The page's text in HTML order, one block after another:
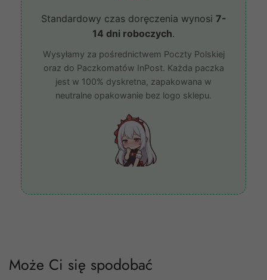
Standardowy czas doręczenia wynosi 7-
14 dni roboczych.
Wysyłamy za pośrednictwem Poczty Polskiej
oraz do Paczkomatów InPost. Każda paczka
jest w 100% dyskretna, zapakowana w
neutralne opakowanie bez logo sklepu.
Może Ci się spodobać